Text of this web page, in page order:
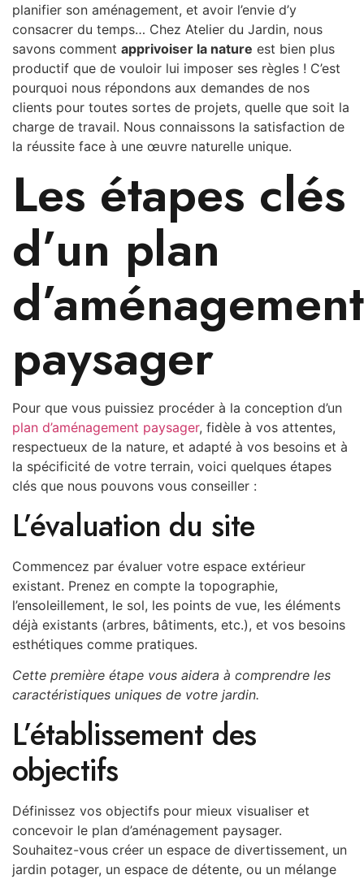
planifier son aménagement, et avoir l’envie d’y
consacrer du temps… Chez Atelier du Jardin, nous
savons comment apprivoiser la nature est bien plus
productif que de vouloir lui imposer ses règles ! C’est
pourquoi nous répondons aux demandes de nos
clients pour toutes sortes de projets, quelle que soit la
charge de travail. Nous connaissons la satisfaction de
la réussite face à une œuvre naturelle unique.
Les étapes clés
d’un plan
d’aménagement
paysager
Pour que vous puissiez procéder à la conception d’un
plan d’aménagement paysager, fidèle à vos attentes,
respectueux de la nature, et adapté à vos besoins et à
la spécificité de votre terrain, voici quelques étapes
clés que nous pouvons vous conseiller :
L’évaluation du site
Commencez par évaluer votre espace extérieur
existant. Prenez en compte la topographie,
l’ensoleillement, le sol, les points de vue, les éléments
déjà existants (arbres, bâtiments, etc.), et vos besoins
esthétiques comme pratiques.
Cette première étape vous aidera à comprendre les
caractéristiques uniques de votre jardin.
L’établissement des
objectifs
Définissez vos objectifs pour mieux visualiser et
concevoir le plan d’aménagement paysager.
Souhaitez-vous créer un espace de divertissement, un
jardin potager, un espace de détente, ou un mélange